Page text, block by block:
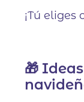
¡Tú eliges
🎁